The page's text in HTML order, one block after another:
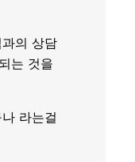
의 상담
는 것을
라는걸